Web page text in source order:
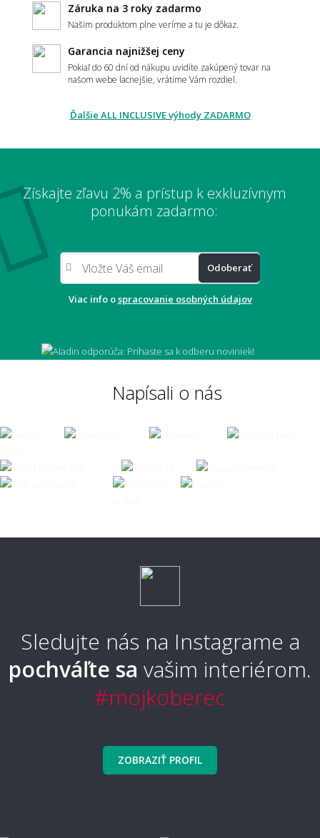
Záruka na 3 roky zadarmo
Našim produktom plne veríme a tu je dôkaz.
Garancia najnižšej ceny
Pokiaľ do 60 dní od nákupu uvidíte zakúpený tovar na
našom webe lacnejšie, vrátime Vám rozdiel.
Ďalšie ALL INCLUSIVE výhody ZADARMO
Získajte zľavu 2% a prístup k exkluzívnym
ponukám zadarmo:
Odoberať
Viac info ospracovanie osobných údajov
Napísali o nás
Sledujte nás na Instagrame a
pochváľte sa vašim interiérom.
#mojkoberec
ZOBRAZIŤ PROFIL